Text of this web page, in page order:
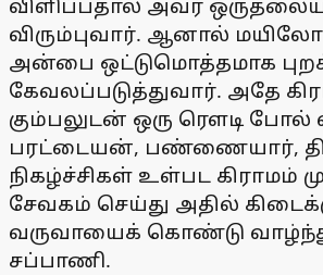
விளிப்பதால் அவர்
விரும்புவார். ஆனால்
அன்பை ஒட்டுமொத்தமாக
கேவலப்படுத்துவார். அதே
கும்பலுடன் ஒரு ரெளடி போல்
பரட்டையன், பண்ணையார்,
நிகழ்ச்சிகள் உள்பட கிராமம்
சேவகம் செய்து அதில்
வருவாயைக் கொண்டு
சப்பாணி.